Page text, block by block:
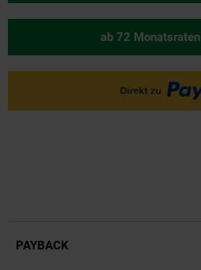
ab 72 Monatsraten
PAYBACK